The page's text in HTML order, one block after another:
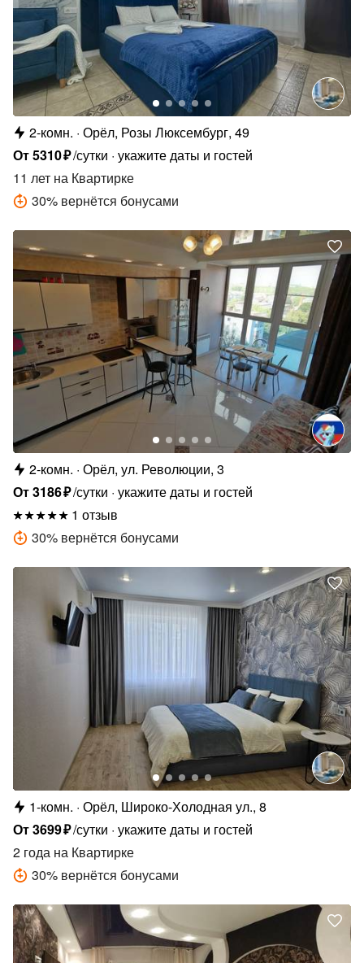
2-комн. Орёл, Розы Люксембург, 49
От5310₽/сутки укажите даты и гостей
11 лет на Квартирке
30% вернётся бонусами
2-комн. Орёл, ул. Революции, 3
От3186₽/сутки укажите даты и гостей
1 отзыв
30% вернётся бонусами
1-комн. Орёл, Широко-Холодная ул., 8
От3699₽/сутки укажите даты и гостей
2 года на Квартирке
30% вернётся бонусами